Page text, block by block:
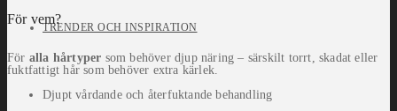
TRENDER OCH INSPIRATION
För vem?
För alla hårtyper som behöver djup näring – särskilt torrt, skadat eller
fuktfattigt hår som behöver extra kärlek.
Djupt vårdande och återfuktande behandling